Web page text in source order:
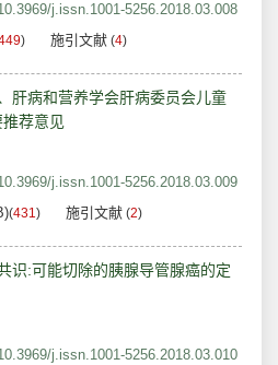
j.issn.1001-5256.2018.03.008
) 施引文献 (4)
肝病和营养学会肝病委员会儿童
推荐意见
j.issn.1001-5256.2018.03.009
(431) 施引文献 (2)
识:可能切除的胰腺导管腺癌的定
j.issn.1001-5256.2018.03.010